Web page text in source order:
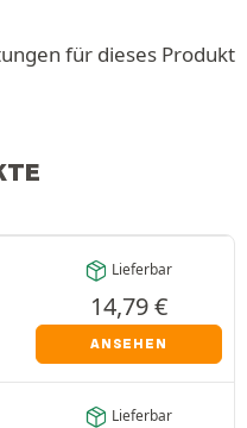
für dieses Produkt
Lieferbar
14,79€
ANSEHEN
Lieferbar